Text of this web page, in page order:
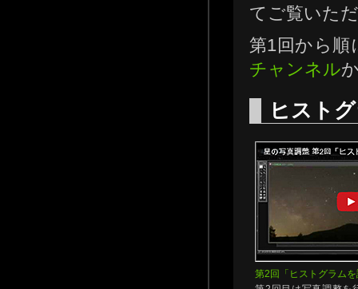
てご覧いた
第1回から順
チャンネル
ヒスト
第2回「ヒストグラム